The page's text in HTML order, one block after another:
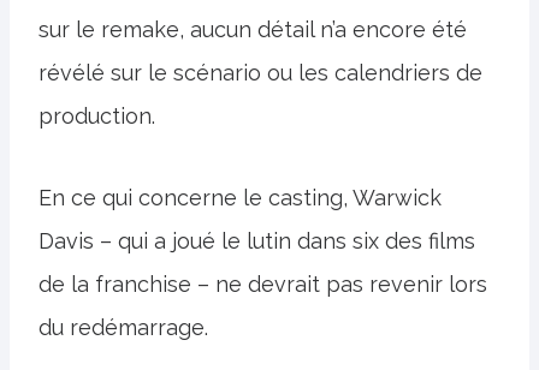
sur le remake, aucun détail n’a encore été
révélé sur le scénario ou les calendriers de
production.
En ce qui concerne le casting, Warwick
Davis – qui a joué le lutin dans six des films
de la franchise – ne devrait pas revenir lors
du redémarrage.